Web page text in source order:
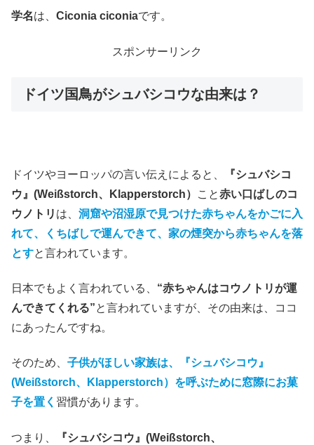
学名は、 Ciconia ciconiaです。
スポンサーリンク
ドイツ国鳥がシュバシコウな由来は？
ドイツやヨーロッパの言い伝えによると、
『シュバシコ
ウ』(Weißstorch、Klapperstorch）
こと赤い口ばしのコ
ウノトリ は、 洞窟や沼湿原で見つけた赤ちゃんをかごに入
れて、くちばしで運んできて、家の煙突から赤ちゃんを落
とすと言われています。
日本でもよく言われている、 “赤ちゃんはコウノトリが運
んできてくれる”と言われていますが、その由来は、ココ
にあったんですね。
そのため、 子供がほしい家族は、『シュバシコウ』
(Weißstorch、Klapperstorch）を呼ぶために窓際にお菓
子を置く 習慣があります。
つまり、
『シュバシコウ』(Weißstorch、